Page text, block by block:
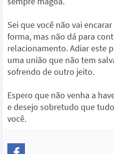
Sei que você não vai
forma, mas não dá para
relacionamento. Adiar este
uma união que não tem
sofrendo de outro jeito.
Espero que não venha a
e desejo sobretudo que
você.